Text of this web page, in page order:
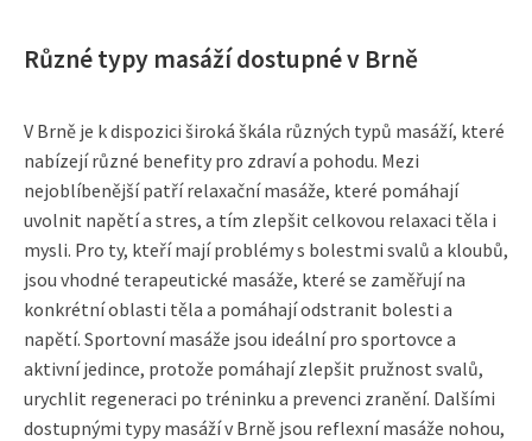
Různé typy masáží dostupné v Brně
V Brně je k dispozici široká škála různých typů masáží, které
nabízejí různé benefity pro zdraví a pohodu. Mezi
nejoblíbenější patří relaxační masáže, které pomáhají
uvolnit napětí a stres, a tím zlepšit celkovou relaxaci těla i
mysli. Pro ty, kteří mají problémy s bolestmi svalů a kloubů,
jsou vhodné terapeutické masáže, které se zaměřují na
konkrétní oblasti těla a pomáhají odstranit bolesti a
napětí. Sportovní masáže jsou ideální pro sportovce a
aktivní jedince, protože pomáhají zlepšit pružnost svalů,
urychlit regeneraci po tréninku a prevenci zranění. Dalšími
dostupnými typy masáží v Brně jsou reflexní masáže nohou,